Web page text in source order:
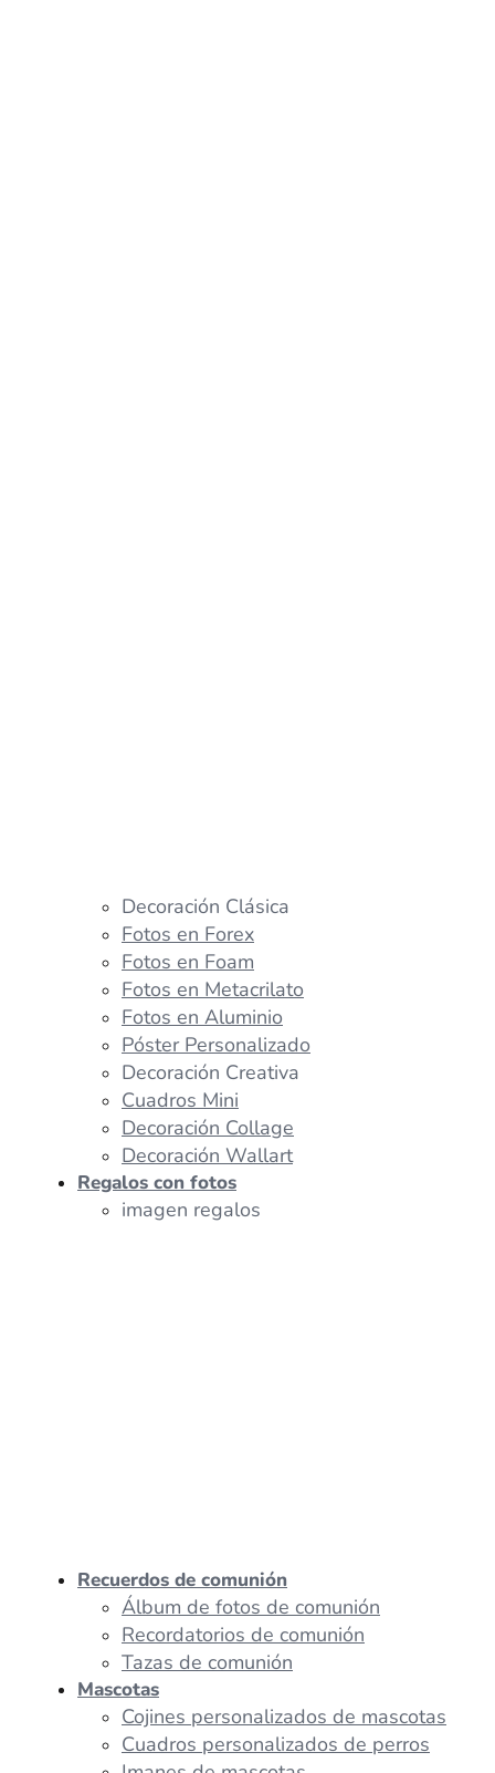
Decoración Clásica
Fotos en Forex
Fotos en Foam
Fotos en Metacrilato
Fotos en Aluminio
Póster Personalizado
Decoración Creativa
Cuadros Mini
Decoración Collage
Decoración Wallart
Regalos con fotos
imagen regalos
Recuerdos de comunión
Álbum de fotos de comunión
Recordatorios de comunión
Tazas de comunión
Mascotas
Cojines personalizados de mascotas
Cuadros personalizados de perros